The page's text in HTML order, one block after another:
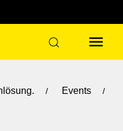
Events